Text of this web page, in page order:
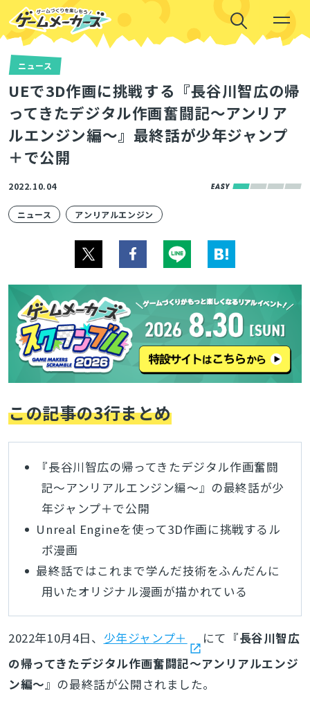
ニュース
UEで3D作画に挑戦する『長谷川智広の帰
ってきたデジタル作画奮闘記〜アンリア
ルエンジン編〜』最終話が少年ジャンプ
＋で公開
2022.10.04
ニュース アンリアルエンジン
この記事の3行まとめ
『長谷川智広の帰ってきたデジタル作画奮闘
記〜アンリアルエンジン編〜』の最終話が少
年ジャンプ＋で公開
Unreal Engineを使って3D作画に挑戦するル
ポ漫画
最終話ではこれまで学んだ技術をふんだんに
用いたオリジナル漫画が描かれている
2022年10月4日、 少年ジャンプ＋ にて『長谷川智広
の帰ってきたデジタル作画奮闘記〜アンリアルエンジ
ン編〜 』の最終話が公開されました。